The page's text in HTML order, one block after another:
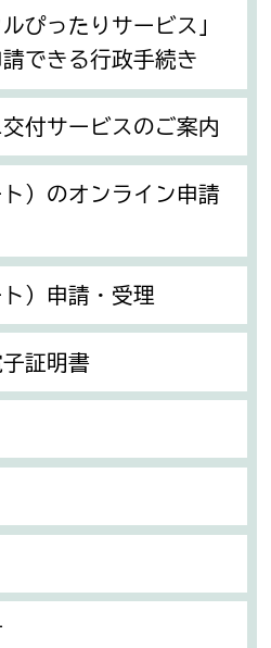
ぴったりサービス」
できる行政手続き
付サービスのご案内
）のオンライン申請
）申請・受理
証明書